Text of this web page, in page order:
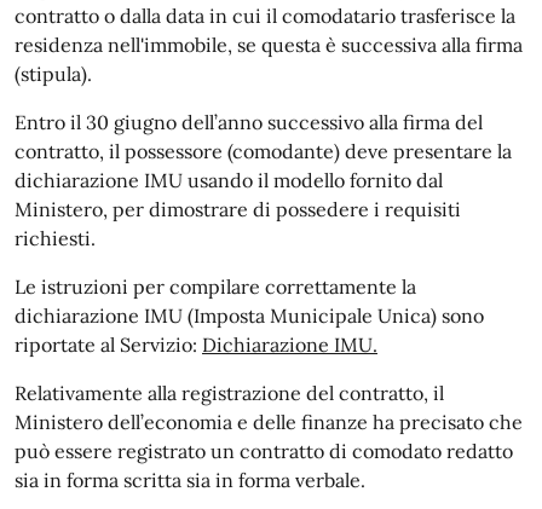
contratto o dalla data in cui il comodatario trasferisce la
residenza nell'immobile, se questa è successiva alla firma
(stipula).
Entro il 30 giugno dell’anno successivo alla firma del
contratto, il possessore (comodante) deve presentare la
dichiarazione IMU usando il modello fornito dal
Ministero, per dimostrare di possedere i requisiti
richiesti.
Le istruzioni per compilare correttamente la
dichiarazione IMU (Imposta Municipale Unica) sono
riportate al Servizio: Dichiarazione IMU.
Relativamente alla registrazione del contratto, il
Ministero dell’economia e delle finanze ha precisato che
può essere registrato un contratto di comodato redatto
sia in forma scritta sia in forma verbale.